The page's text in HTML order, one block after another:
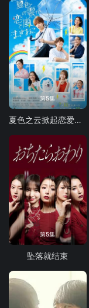
第5集
夏色之云掀起恋爱与风暴
第5集
坠落就结束